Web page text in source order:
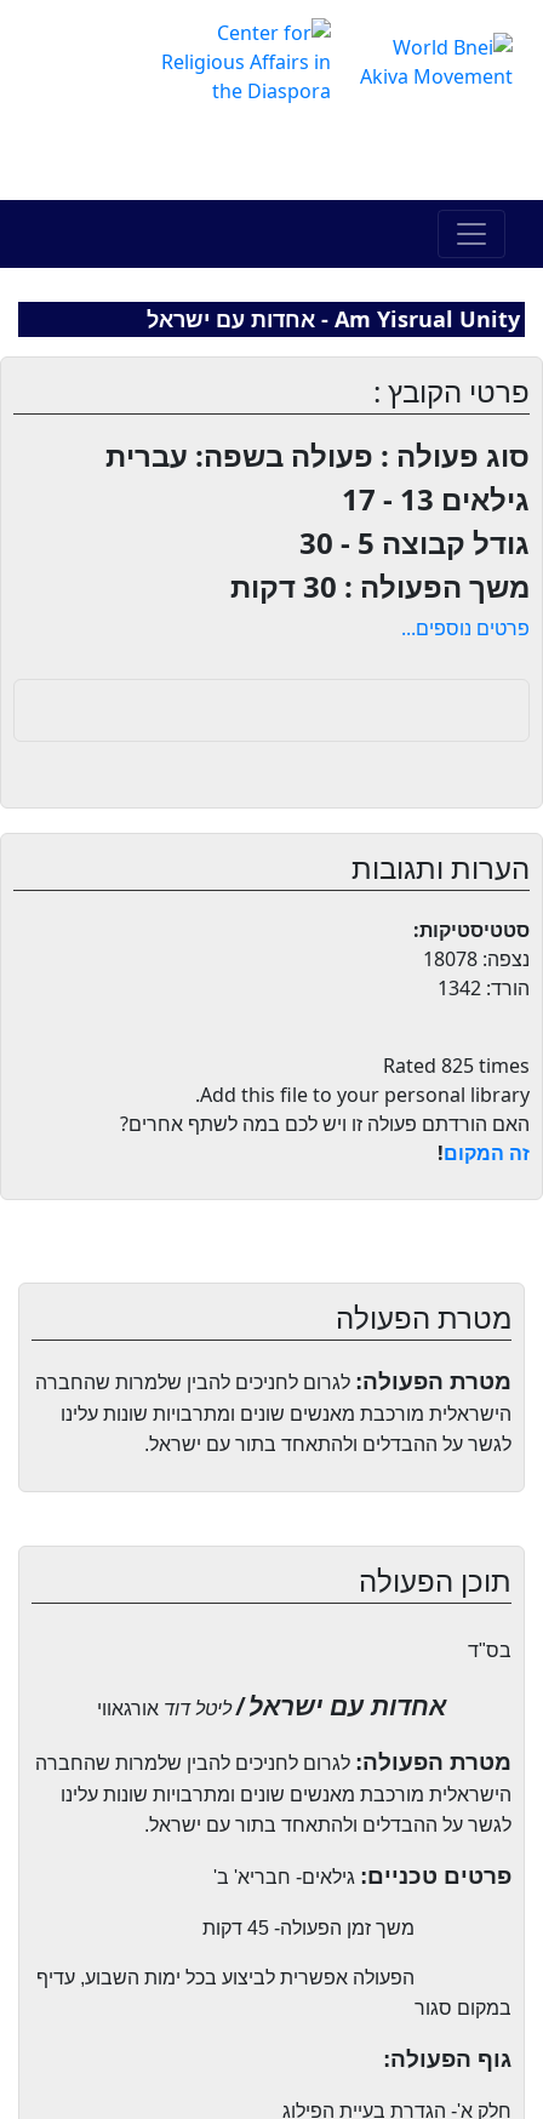
Am Yisrual Unity - אחדות עם ישראל
פרטי הקובץ :
סוג פעולה : פעולה בשפה: עברית
גילאים
גודל קבוצה 5 - 30
משך הפעולה :
פרטים נוספים...
הערות ותגובות
סטטיסטיקות:
נצפה: 18078
הורד: 1342
Rated 825 times
Add this file to your personal library
.
האם הורדתם פעולה זו ויש לכם במה לשתף אחרים?
זה המקום!
מטרת הפעולה
מטרת הפעולה: לגרום לחניכים להבין שלמרות שהחברה
הישראלית מורכבת מאנשים שונים ומתרבויות שונות עלינו
לגשר על ההבדלים ולהתאחד בתור עם ישראל.
תוכן הפעולה
בס"ד
אחדות עם ישראל /ליטל דוד אורגאווי
מטרת הפעולה: לגרום לחניכים להבין שלמרות שהחברה
הישראלית מורכבת מאנשים שונים ומתרבויות שונות עלינו
לגשר על ההבדלים ולהתאחד בתור עם ישראל.
פרטים טכניים: גילאים- חבריא' ב'
משך זמן הפעולה- 45 דקות
הפעולה אפשרית לביצוע בכל ימות השבוע, עדיף
במקום סגור
גוף הפעולה:
חלק א'- הגדרת בעיית הפילוג